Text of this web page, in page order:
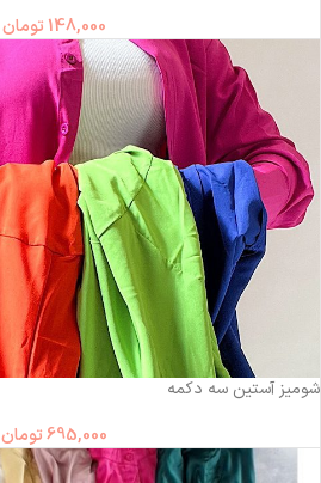
148,000 تومان
شومیز آستین سه دکمه
695,000تومان